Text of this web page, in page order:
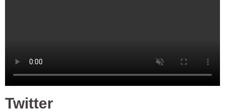
Twitter